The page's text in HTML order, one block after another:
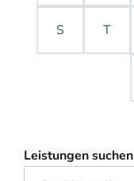
S T
Leistungen suchen